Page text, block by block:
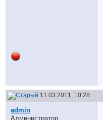
11.03.2011, 10:28
аdmin
Администратор